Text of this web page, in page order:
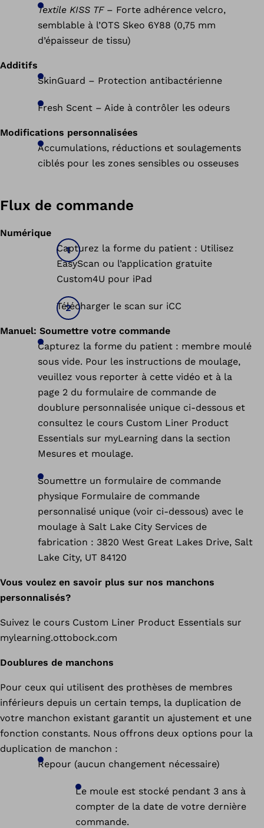
Textile KISS TF– Forte adhérence velcro,
semblable à l’OTS Skeo 6Y88 (0,75 mm
d’épaisseur de tissu)
Additifs
SkinGuard – Protection antibactérienne
Fresh Scent – Aide à contrôler les odeurs
Modifications personnalisées
Accumulations, réductions et soulagements
ciblés pour les zones sensibles ou osseuses
Flux de commande
Numérique
Capturez la forme du patient : Utilisez
EasyScan ou l’application gratuite
Custom4U pour iPad
Télécharger le scan sur iCC
Manuel: Soumettre votre commande
Capturez la forme du patient : membre moulé
sous vide. Pour les instructions de moulage,
veuillez vous reporter à cette vidéo et à la
page 2 du formulaire de commande de
doublure personnalisée unique ci-dessous et
consultez le cours Custom Liner Product
Essentials sur myLearning dans la section
Mesures et moulage.
Soumettre un formulaire de commande
physique Formulaire de commande
personnalisé unique (voir ci-dessous) avec le
moulage à Salt Lake City Services de
fabrication : 3820 West Great Lakes Drive, Salt
Lake City, UT 84120
Vous voulez en savoir plus sur nos manchons
personnalisés?
Suivez le cours Custom Liner Product Essentials sur
mylearning.ottobock.com
Doublures de manchons
Pour ceux qui utilisent des prothèses de membres
inférieurs depuis un certain temps, la duplication de
votre manchon existant garantit un ajustement et une
fonction constants. Nous offrons deux options pour la
duplication de manchon :
Repour (aucun changement nécessaire)
Le moule est stocké pendant 3 ans à
compter de la date de votre dernière
commande.